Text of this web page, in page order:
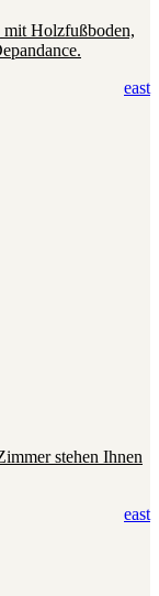
mit Holzfußboden,
east
stehen Ihnen
east